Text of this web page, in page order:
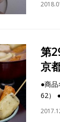
第
京
●商
62）